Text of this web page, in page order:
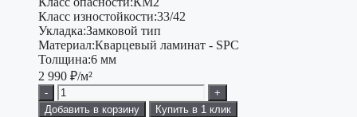
Класс изностойкости:33/42
Укладка:Замковой тип
Материал:Кварцевый ламинат - SPC
Толщина:6 мм
2 990 ₽/м²
-
+
Добавить в корзину
Купить в 1 клик